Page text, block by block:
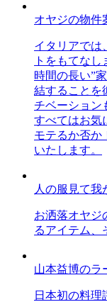
オヤジの物件
イタリアでは
トをもてな
時間の長い”
結することを
チベーション
すべてはお気
モテるか否か
いたします。
人の服見て我
お洒落オヤジ
るアイテム、
山本益博のラ
日本初の料理